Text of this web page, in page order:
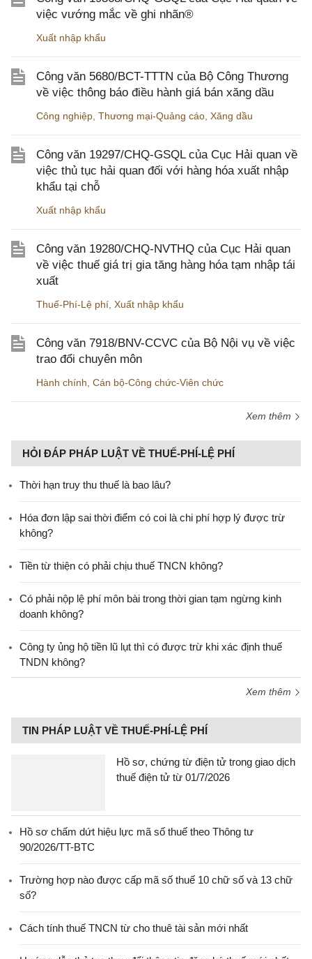
việc vướng mắc về ghi nhãn®
Xuất nhập khẩu
Công văn 5680/BCT-TTTN của Bộ Công Thương
về việc thông báo điều hành giá bán xăng dầu
Công nghiệp Thương mại-Quảng cáo Xăng dầu
Công văn 19297/CHQ-GSQL của Cục Hải quan về
việc thủ tục hải quan đối với hàng hóa xuất nhập
khẩu tại chỗ
Xuất nhập khẩu
Công văn 19280/CHQ-NVTHQ của Cục Hải quan
về việc thuế giá trị gia tăng hàng hóa tạm nhập tái
xuất
Thuế-Phí-Lệ phí Xuất nhập khẩu
Công văn 7918/BNV-CCVC của Bộ Nội vụ về việc
trao đổi chuyên môn
Hành chính Cán bộ-Công chức-Viên chức
Xem thêm
HỎI ĐÁP PHÁP LUẬT VỀ THUẾ-PHÍ-LỆ PHÍ
Thời hạn truy thu thuế là bao lâu?
Hóa đơn lập sai thời điểm có coi là chi phí hợp lý được trừ
không?
Tiền từ thiện có phải chịu thuế TNCN không?
Có phải nộp lệ phí môn bài trong thời gian tạm ngừng kinh
doanh không?
Công ty ủng hộ tiền lũ lụt thì có được trừ khi xác định thuế
TNDN không?
Xem thêm
TIN PHÁP LUẬT VỀ THUẾ-PHÍ-LỆ PHÍ
Hồ sơ, chứng từ điện tử trong giao dịch
thuế điện tử từ 01/7/2026
Hồ sơ chấm dứt hiệu lực mã số thuế theo Thông tư
90/2026/TT-BTC
Trường hợp nào được cấp mã số thuế 10 chữ số và 13 chữ
số?
Cách tính thuế TNCN từ cho thuê tài sản mới nhất